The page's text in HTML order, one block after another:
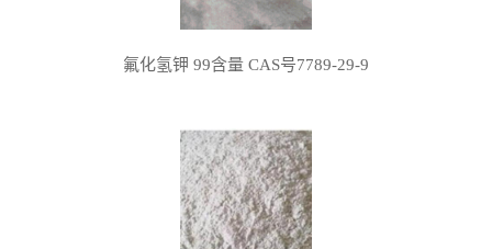
氟化氢钾 99含量 CAS号7789-29-9